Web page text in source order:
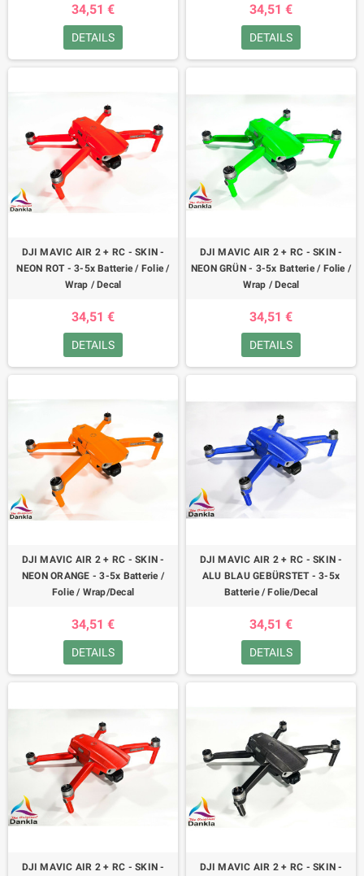
34,51 €
DETAILS
34,51 €
DETAILS
DJI MAVIC AIR 2 + RC - SKIN -
NEON ROT - 3-5x Batterie / Folie /
Wrap / Decal
34,51 €
DETAILS
DJI MAVIC AIR 2 + RC - SKIN -
NEON GRÜN - 3-5x Batterie / Folie /
Wrap / Decal
34,51 €
DETAILS
DJI MAVIC AIR 2 + RC - SKIN -
NEON ORANGE - 3-5x Batterie /
Folie / Wrap/Decal
34,51 €
DETAILS
DJI MAVIC AIR 2 + RC - SKIN -
ALU BLAU GEBÜRSTET - 3-5x
Batterie / Folie/Decal
34,51 €
DETAILS
DJI MAVIC AIR 2 + RC - SKIN -
DJI MAVIC AIR 2 + RC - SKIN -